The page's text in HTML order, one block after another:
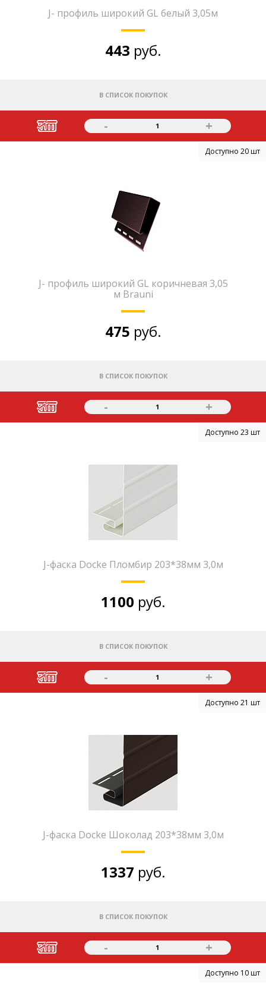
J- профиль широкий GL белый 3,05м
443 руб.
В СПИСОК ПОКУПОК
- 1 +
Доступно 20 шт
J- профиль широкий GL коричневая 3,05
м Brauni
475 руб.
В СПИСОК ПОКУПОК
- 1 +
Доступно 23 шт
J-фаска Docke Пломбир 203*38мм 3,0м
1100 руб.
В СПИСОК ПОКУПОК
- 1 +
Доступно 21 шт
J-фаска Docke Шоколад 203*38мм 3,0м
1337 руб.
В СПИСОК ПОКУПОК
- 1 +
Доступно 10 шт